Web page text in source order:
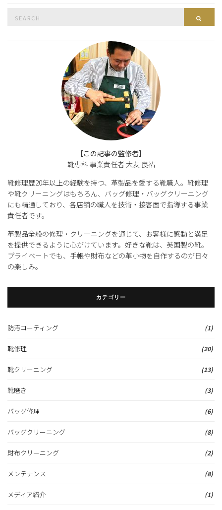
for:
【この記事の監修者】
靴専科 事業責任者 大友 良祐
靴修理歴20年以上の経験を持つ、革製品を愛する靴職人。靴修理
や靴クリーニングはもちろん、バッグ修理・バッグクリーニング
にも精通しており、各店舗の職人を技術・接客面で指導する事業
責任者です。
革製品全般の修理・クリーニングを通じて、お客様に感動と満足
を提供できるように心がけています。好きな靴は、英国製の靴。
プライベートでも、手帳や財布などの革小物を自作するのが日々
の楽しみ。
カテゴリー
防汚コーティング (1)
靴修理 (20)
靴クリーニング (13)
靴磨き (3)
バッグ修理 (6)
バッグクリーニング (8)
財布クリーニング (2)
メンテナンス (8)
メディア紹介 (1)